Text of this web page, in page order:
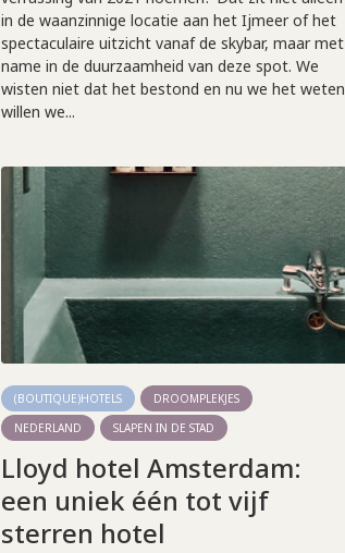
in de waanzinnige locatie aan het Ijmeer of het
spectaculaire uitzicht vanaf de skybar, maar met
name in de duurzaamheid van deze spot. We
wisten niet dat het bestond en nu we het weten
willen we...
(BOUTIQUE)HOTELS
DROOMPLEKJES
NEDERLAND
SLAPEN IN DE STAD
Lloyd hotel Amsterdam:
een uniek één tot vijf
sterren hotel